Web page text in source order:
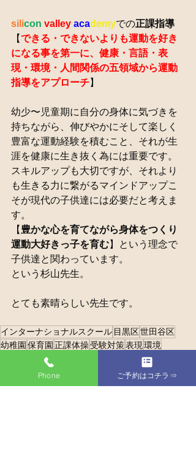
silicon valley academyでの正課指導
【できる・できないよりも運動を好き
になる事を第一に、健康・言語・表
現・環境・人間関係の五領域から運動
指導をアプローチ】
幼少〜児童期に自分の身体に気づきを
持ちながら、伸びやかにそして楽しく
豊富な運動経験を積むこと、それが生
涯を健康に生き抜く為には重要です。
スキルアップも大切ですが、それより
も生きる力に繋がるマインドアップこ
そが現代の子供達には必要だと考えま
す。
【 豊かな心を育てながら身体をつくり
運動大好きっ子を育む】という理念で
子供達と関わっています。
という杉山先生。
とても素晴らしい先生です。
インターナショナルスクール 目黒区世田谷区
幼稚園 保育園 正課体操受験対策表現 環境
伸びやかに楽しく 運動大好きっ子
Phone ご予約はコチラ⇒